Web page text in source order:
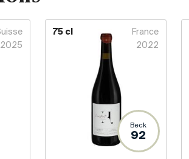
2025
75 cl
France
2022
Beck
92